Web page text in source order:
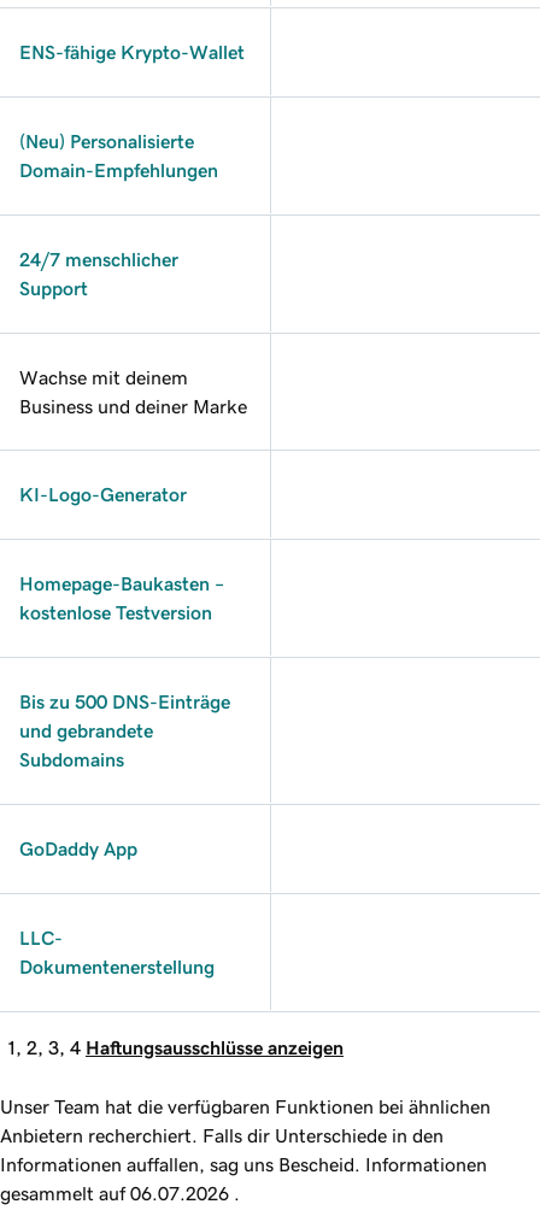
ENS-fähige Krypto-Wallet
(Neu) Personalisierte
Domain-Empfehlungen
24/7 menschlicher
Support
Wachse mit deinem
Business und deiner Marke
KI-Logo-Generator
Homepage-Baukasten –
kostenlose Testversion
Bis zu 500 DNS-Einträge
und gebrandete
Subdomains
GoDaddy App
LLC-
Dokumentenerstellung
1, 2, 3, 4 Haftungsausschlüsse anzeigen
Unser Team hat die verfügbaren Funktionen bei ähnlichen
Anbietern recherchiert. Falls dir Unterschiede in den
Informationen auffallen, sag uns Bescheid. Informationen
gesammelt auf 06.07.2026 .